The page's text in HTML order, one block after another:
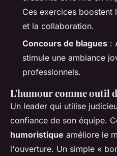
Ces exercices boostent
et la collaboration.
Concours de blagues :
stimule une ambiance
professionnels.
L'humour comme outil
Un leader qui utilise
confiance de son équipe.
humoristique améliore le
l'ouverture. Un simple «